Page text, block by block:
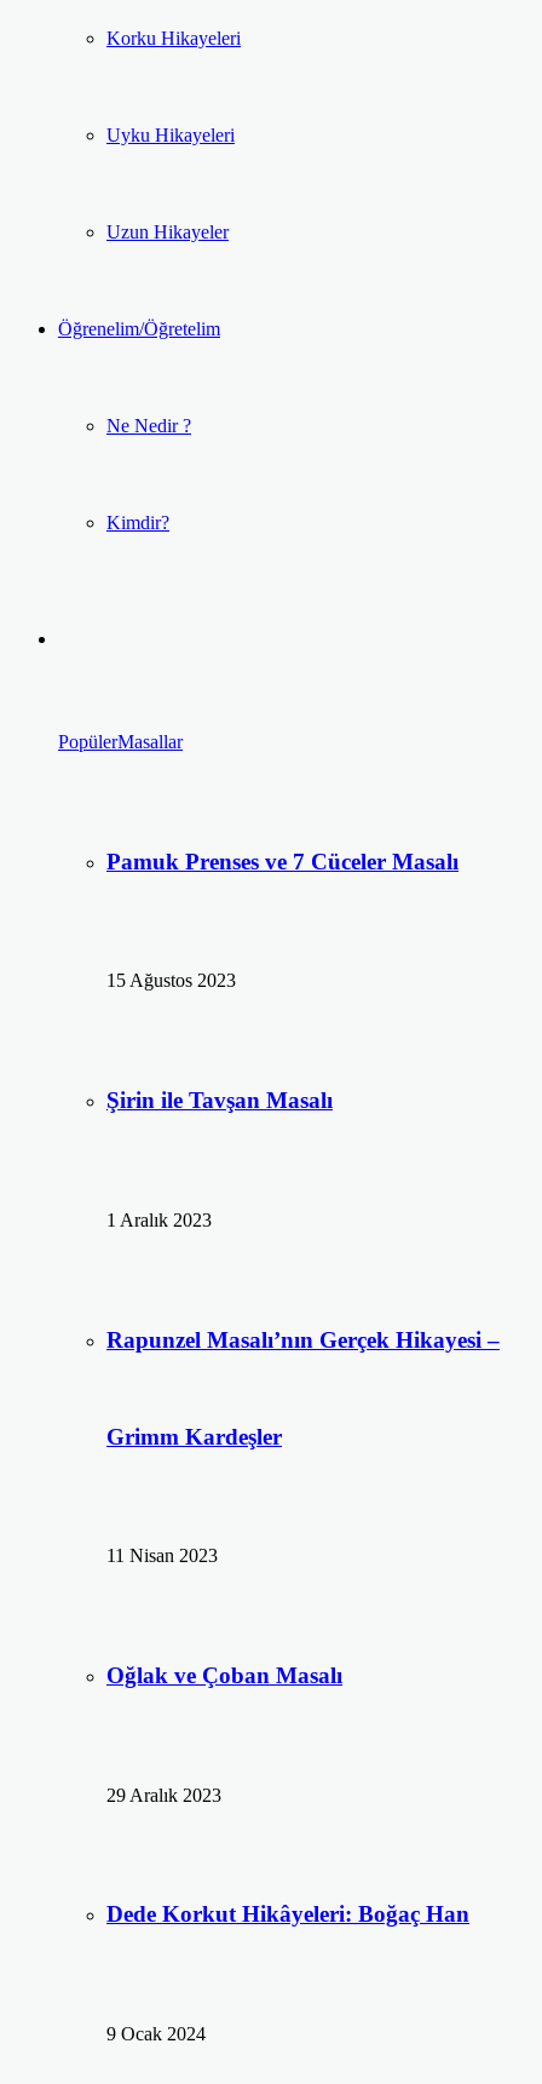
Korku Hikayeleri
Uyku Hikayeleri
Uzun Hikayeler
Öğrenelim/Öğretelim
Ne Nedir ?
Kimdir?
PopülerMasallar
Pamuk Prenses ve 7 Cüceler Masalı
15 Ağustos 2023
Şirin ile Tavşan Masalı
1 Aralık 2023
Rapunzel Masalı’nın Gerçek Hikayesi –
Grimm Kardeşler
11 Nisan 2023
Oğlak ve Çoban Masalı
29 Aralık 2023
Dede Korkut Hikâyeleri: Boğaç Han
9 Ocak 2024